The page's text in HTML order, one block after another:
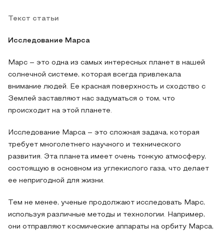
Текст статьи
Исследование Марса
Марс – это одна из самых интересных планет в нашей
солнечной системе, которая всегда привлекала
внимание людей. Ее красная поверхность и сходство с
Землей заставляют нас задуматься о том, что
происходит на этой планете.
Исследование Марса – это сложная задача, которая
требует многолетнего научного и технического
развития. Эта планета имеет очень тонкую атмосферу,
состоящую в основном из углекислого газа, что делает
ее непригодной для жизни.
Тем не менее, ученые продолжают исследовать Марс,
используя различные методы и технологии. Например,
они отправляют космические аппараты на орбиту Марса,